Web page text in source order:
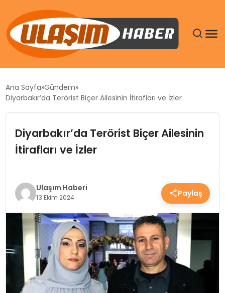
DÜNYA
SPOR
TEKNOLOJI
SAĞLIK
YAŞAM
Ana Sayfa Gündem
Diyarbakır’da Terörist Biçer Ailesinin İtirafları ve İzler
Diyarbakır’da Terörist Biçer Ailesinin
İtirafları ve İzler
Ulaşım Haberi
13 Ekim 2024 Paylaş